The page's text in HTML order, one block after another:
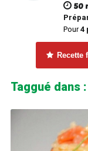
50
Pour4
Recette
Taggué dans :